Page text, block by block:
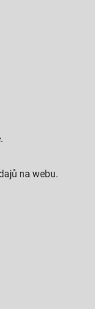
na webu.